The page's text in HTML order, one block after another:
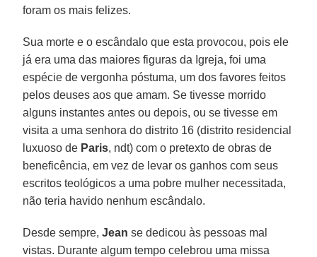
foram os mais felizes.
Sua morte e o escândalo que esta provocou, pois ele
já era uma das maiores figuras da Igreja, foi uma
espécie de vergonha póstuma, um dos favores feitos
pelos deuses aos que amam. Se tivesse morrido
alguns instantes antes ou depois, ou se tivesse em
visita a uma senhora do distrito 16 (distrito residencial
luxuoso de Paris, ndt) com o pretexto de obras de
beneficência, em vez de levar os ganhos com seus
escritos teológicos a uma pobre mulher necessitada,
não teria havido nenhum escândalo.
Desde sempre,Jean se dedicou às pessoas mal
vistas. Durante algum tempo celebrou uma missa